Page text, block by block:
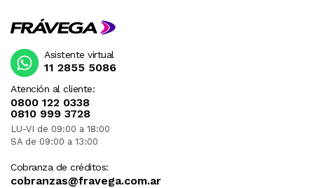
Atención al cliente:
0800 122 0338
0810 999 3728
LU-VI de 09:00 a 18:00
SA de 09:00 a 13:00
Cobranza de créditos:
cobranzas@fravega.com.ar
Asistente virtual
11 2855 5086